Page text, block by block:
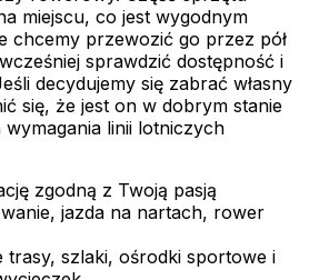
miejscu, co jest wygodnym
chcemy przewozić go przez pół
sprawdzić dostępność i
decydujemy się zabrać własny
się, że jest on w dobrym stanie
wymagania linii lotniczych
zgodną z Twoją pasją
jazda na nartach, rower
trasy, szlaki, ośrodki sportowe i